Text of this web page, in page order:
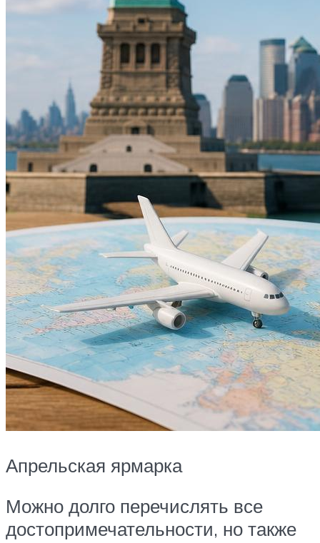
Апрельская ярмарка
Можно долго перечислять все
достопримечательности, но также